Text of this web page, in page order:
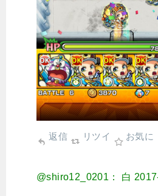
返信 リツイ お気に
@shiro12_0201： 白